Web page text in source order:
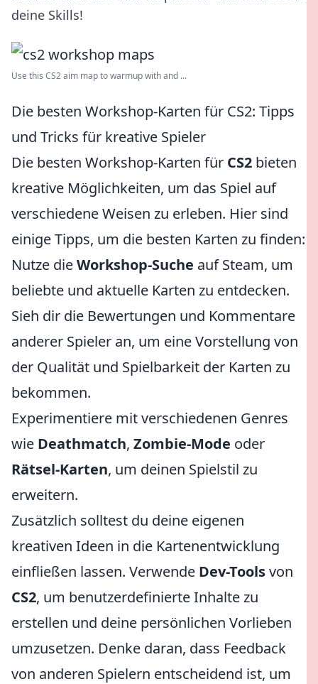
deine Skills!
Use this CS2 aim map to warmup with and ...
Die besten Workshop-Karten für CS2: Tipps
und Tricks für kreative Spieler
Die besten Workshop-Karten für CS2 bieten
kreative Möglichkeiten, um das Spiel auf
verschiedene Weisen zu erleben. Hier sind
einige Tipps, um die besten Karten zu finden:
Nutze dieWorkshop-Suche auf Steam, um
beliebte und aktuelle Karten zu entdecken.
Sieh dir die Bewertungen und Kommentare
anderer Spieler an, um eine Vorstellung von
der Qualität und Spielbarkeit der Karten zu
bekommen.
Experimentiere mit verschiedenen Genres
wie Deathmatch, Zombie-Mode oder
Rätsel-Karten, um deinen Spielstil zu
erweitern.
Zusätzlich solltest du deine eigenen
kreativen Ideen in die Kartenentwicklung
einfließen lassen. Verwende Dev-Toolsvon
CS2, um benutzerdefinierte Inhalte zu
erstellen und deine persönlichen Vorlieben
umzusetzen. Denke daran, dass Feedback
von anderen Spielern entscheidend ist, um